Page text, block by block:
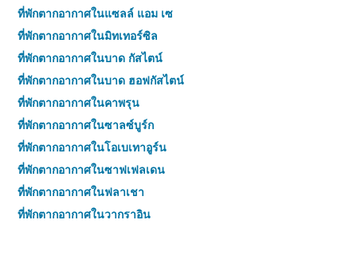
ที่พักตากอากาศในแซลล์ แอม เซ
ที่พักตากอากาศในมิทเทอร์ซิล
ที่พักตากอากาศในบาด กัสไตน์
ที่พักตากอากาศในบาด ฮอฟกัสไตน์
ที่พักตากอากาศในคาพรุน
ที่พักตากอากาศในซาลซ์บูร์ก
ที่พักตากอากาศในโอเบเทาอูร์น
ที่พักตากอากาศในซาฟเฟลเดน
ที่พักตากอากาศในฟลาเชา
ที่พักตากอากาศในวากราอิน